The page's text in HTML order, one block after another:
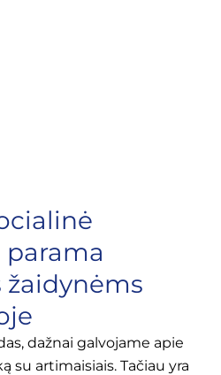
parama
žaidynėms
dažnai galvojame apie
su artimaisiais. Tačiau yra